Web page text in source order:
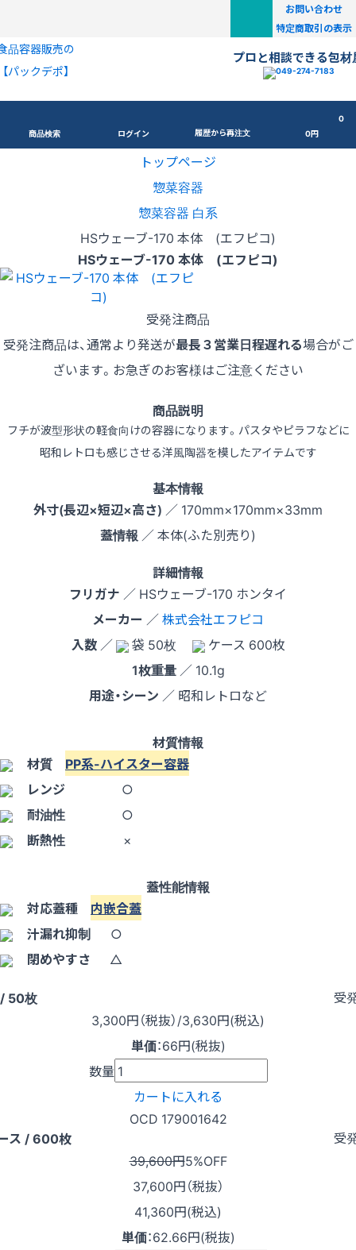
お問い合わせ
特定商取引の表示
品容器販売の
【パックデポ】
プロと相談できる包材
商品検索 ログイン 履歴から再注文
0
0円
トップページ
惣菜容器
惣菜容器 白系
HSウェーブ-170 本体 (エフピコ)
HSウェーブ-170 本体 (エフピコ)
受発注商品
受発注商品は、通常より発送が最長３営業日程遅れる場合がご
ざいます。お急ぎのお客様はご注意ください
商品説明
フチが波型形状の軽食向けの容器になります。パスタやピラフなどに
昭和レトロも感じさせる洋風陶器を模したアイテムです
基本情報
外寸(長辺×短辺×高さ) ／ 170mm×170mm×33mm
蓋情報 ／ 本体(ふた別売り)
詳細情報
フリガナ ／ HSウェーブ-170 ホンタイ
メーカー ／株式会社エフピコ
入数／ 袋 50枚
ケース 600枚
1枚重量／ 10.1g
用途・シーン ／ 昭和レトロなど
材質情報
材質 PP系-ハイスター容器
レンジ
○
耐油性
○
断熱性
×
蓋性能情報
対応蓋種 内嵌合蓋
汁漏れ抑制
○
閉めやすさ
△
50枚
受
3,300円（税抜）/3,630円(税込)
単価：66円(税抜)
数量
カートに入れる
OCD 179001642
ス / 600枚
受
39,600円5%OFF
37,600円（税抜）
41,360円(税込)
単価：62.66円(税抜)